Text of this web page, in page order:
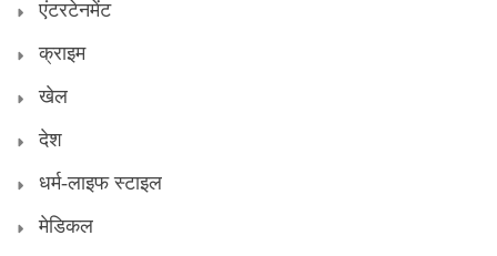
एंटरटेनमेंट
क्राइम
खेल
देश
धर्म-लाइफ स्टाइल
मेडिकल